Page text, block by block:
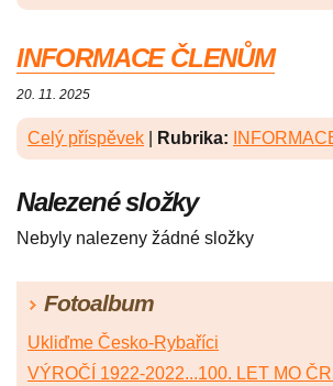
INFORMACE ČLENŮM
20. 11. 2025
Celý příspěvek Rubrika:
Nalezené složky
Nebyly nalezeny žádné složky
Fotoalbum
Ukliďme Česko-Rybaříci
VÝROČÍ 1922-2022...100. LET MO